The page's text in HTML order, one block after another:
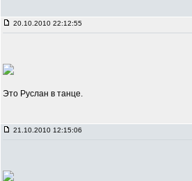
20.10.2010 22:12:55
Это Руслан в танце.
21.10.2010 12:15:06